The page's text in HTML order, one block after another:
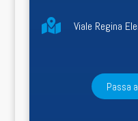
 Viale Regina
Passa